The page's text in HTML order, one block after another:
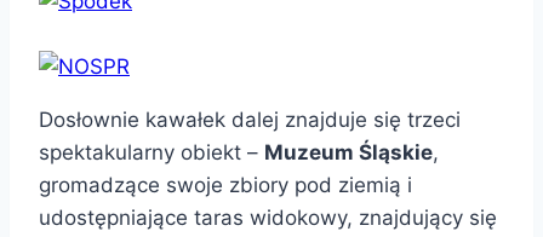
Dosłownie kawałek dalej znajduje się trzeci
spektakularny obiekt – Muzeum Śląskie,
gromadzące swoje zbiory pod ziemią i
udostępniające taras widokowy, znajdujący się